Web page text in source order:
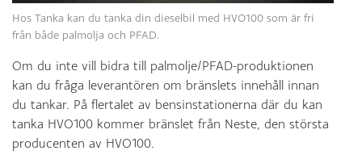
Hos Tanka kan du tanka din dieselbil med HVO100 som är fri
från både palmolja och PFAD.
Om du inte vill bidra till palmolje/PFAD-produktionen
kan du fråga leverantören om bränslets innehåll innan
du tankar. På flertalet av bensinstationerna där du kan
tanka HVO100 kommer bränslet från Neste, den största
producenten av HVO100.